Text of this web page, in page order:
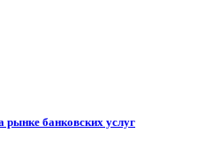
рынке банковских услуг